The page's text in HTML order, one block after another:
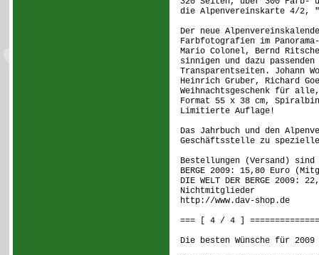
die Alpenvereinskarte 4/2,
Der neue
Farbfotografien im
Mario Colonel, Bernd
sinnigen und dazu
Transparentseiten. Johann
Heinrich Gruber, Richard
Weihnachtsgeschenk für
Format 55 x 38 cm,
Limitierte Auflage!
Das Jahrbuch und den
Geschäftsstelle zu
Bestellungen (Versand) sind
BERGE 2009: 15,80 Euro
DIE WELT DER BERGE
Nichtmitglieder
http://www.dav-shop.de
=== [ 4 / 4 ]
Die besten Wünsche für 2009